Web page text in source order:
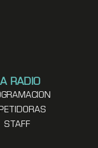
RADIO
STAFF